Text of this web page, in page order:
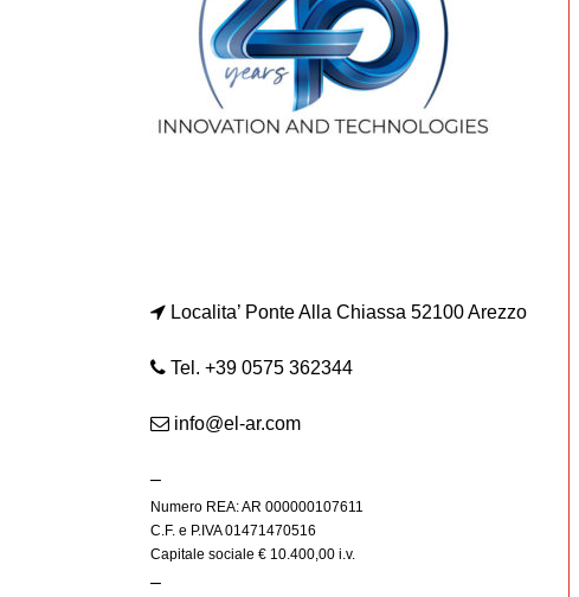
Localita’ Ponte Alla Chiassa 52100 Arezzo
Tel. +39 0575 362344
info@el-ar.com
–
Numero REA: AR 000000107611
C.F. e P.IVA 01471470516
Capitale sociale € 10.400,00 i.v.
–